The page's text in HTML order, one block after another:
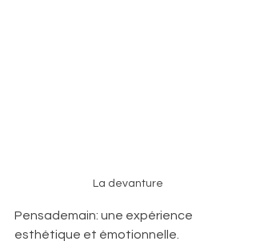
La devanture
Pensademain: une expérience
esthétique et émotionnelle.